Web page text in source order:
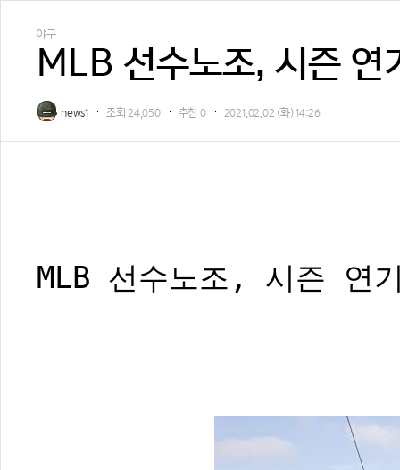
야구
MLB 선수노조, 시즌
news1 조회24,050 추천 0 2021.02.02 (화) 14:26
MLB 선수노조, 시즌 연